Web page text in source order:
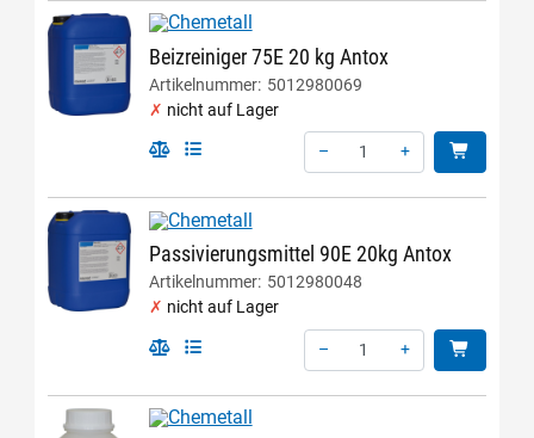
Beizreiniger 75E 20 kg Antox
Artikelnummer: 5012980069
nicht auf Lager
–
+
Passivierungsmittel 90E 20kg Antox
Artikelnummer: 5012980048
nicht auf Lager
–
+